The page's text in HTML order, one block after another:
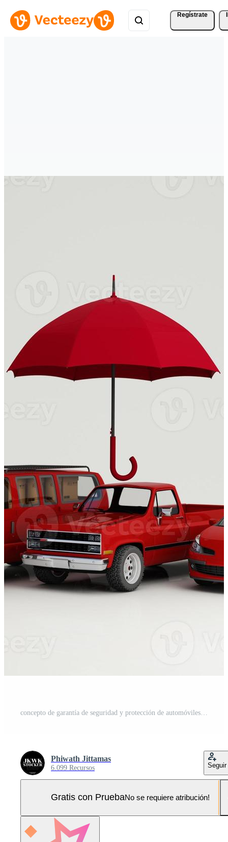
Regístrate
Phiwath Jittamas
6.099 Recursos Seguir
Gratis con PruebaNo se requiere atribución!